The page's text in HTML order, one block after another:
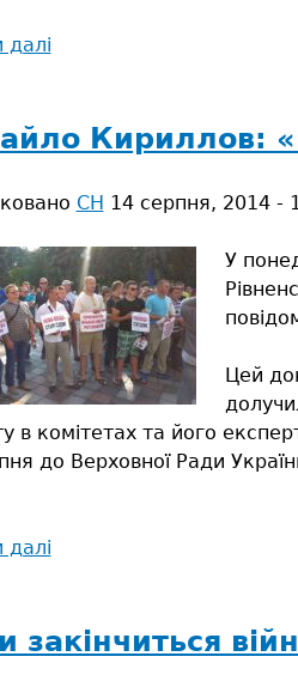
далі
бойових
підрозділів
Кириллов:
СН 14 серпня, 2014 -
У
Цей
в комітетах та його
до Верховної Ради
далі
«Бурштинове
питання
закінчиться